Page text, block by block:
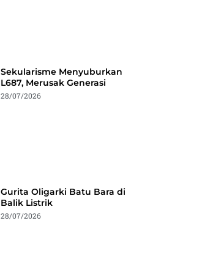
Sekularisme Menyuburkan
L687, Merusak Generasi
28/07/2026
Gurita Oligarki Batu Bara di
Balik Listrik
28/07/2026